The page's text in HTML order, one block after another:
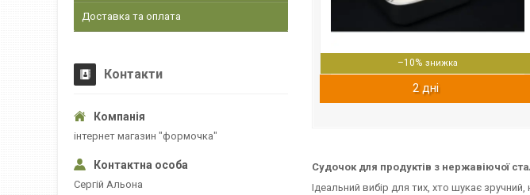
–10%
2 дні
Судочок для продуктів з нержавіючої
Ідеальний вибір для тих, хто шукає
Доставка та оплата
Контакти
інтернет магазин "формочка"
Сергій Альона